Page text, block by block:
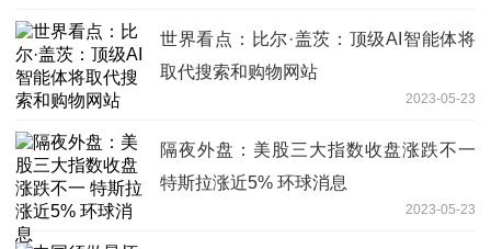
世界看点：比尔·盖茨：顶级AI智能体将
取代搜索和购物网站
2023-05-23
隔夜外盘：美股三大指数收盘涨跌不一
特斯拉涨近5% 环球消息
2023-05-23